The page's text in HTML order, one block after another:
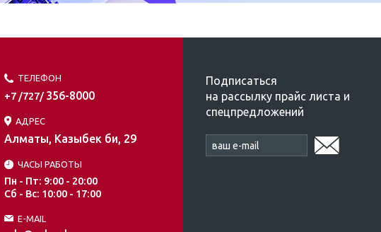
ТЕЛЕФОН
+7 /727/ 356-8000
АДРЕС
Алматы, Казыбек би, 29
ЧАСЫ РАБОТЫ
Пн - Пт: 9:00 - 20:00
Сб - Вс: 10:00 - 17:00
E-MAIL
Подписаться
на рассылку прайс листа и
спецпредложений